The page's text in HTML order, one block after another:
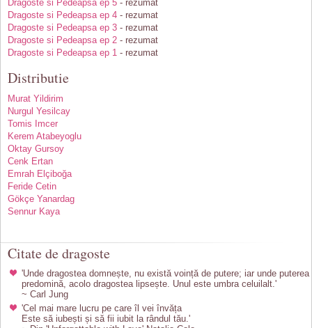
Dragoste si Pedeapsa ep 5 - rezumat
Dragoste si Pedeapsa ep 4 - rezumat
Dragoste si Pedeapsa ep 3 - rezumat
Dragoste si Pedeapsa ep 2 - rezumat
Dragoste si Pedeapsa ep 1 - rezumat
Distributie
Murat Yildirim
Nurgul Yesilcay
Tomis Imcer
Kerem Atabeyoglu
Oktay Gursoy
Cenk Ertan
Emrah Elçiboğa
Feride Cetin
Gökçe Yanardag
Sennur Kaya
Citate de dragoste
'Unde dragostea domnește, nu există voință de putere; iar unde puterea
predomină, acolo dragostea lipsește. Unul este umbra celuilalt.'
~ Carl Jung
'Cel mai mare lucru pe care îl vei învăța
Este să iubești și să fii iubit la rândul tău.'